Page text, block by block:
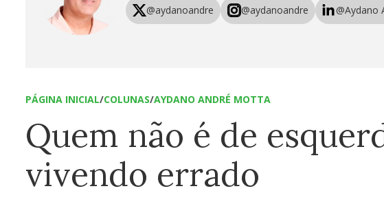
@aydanoandre @aydanoandre @Aydano
PÁGINA INICIAL/COLUNAS/AYDANO ANDRÉ MOTTA
Quem não é de
vivendo errado